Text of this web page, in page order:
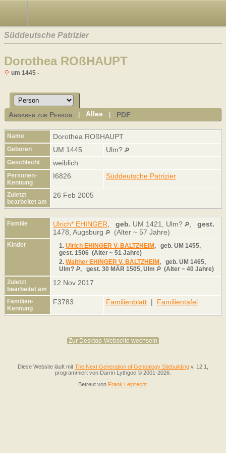
Süddeutsche Patrizier
Dorothea ROßHAUPT
um 1445 -
Angaben zur Person |Alles PDF
Name Dorothea ROßHAUPT
Geboren UM 1445 Ulm?
Geschlecht weiblich
Personen-
Kennung
I6826 Süddeutsche Patrizier
Zuletzt
bearbeitet am
26 Feb 2005
Familie Ulrich* EHINGER geb. UM 1421, Ulm?
gest.
1478, Augsburg
(Alter ~ 57 Jahre)
Kinder 1. Ulrich EHINGER V. BALTZHEIM, geb. UM 1455,
gest. 1506 (Alter ~ 51 Jahre)
2. Walther EHINGER V. BALTZHEIM, geb. UM 1465,
Ulm?
, gest. 30 MÄR 1505, Ulm
(Alter ~ 40 Jahre)
Zuletzt
bearbeitet am
12 Nov 2017
Familien-
Kennung
F3783 Familienblatt | Familientafel
Zur Desktop-Webseite wechseln
Diese Website läuft mit The Next Generation of Genealogy Sitebuilding v. 12.1,
programmiert von Darrin Lythgoe © 2001-2026.
Betreut von Frank Leiprecht.